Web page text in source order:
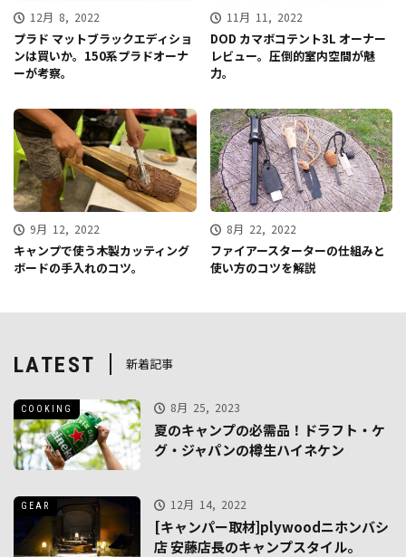
12月 8, 2022
プラド マットブラックエディショ
ンは買いか。150系プラドオーナ
ーが考察。
11月 11, 2022
DOD カマボコテント3L オーナー
レビュー。圧倒的室内空間が魅
力。
9月 12, 2022
キャンプで使う木製カッティング
ボードの手入れのコツ。
8月 22, 2022
ファイアースターターの仕組みと
使い方のコツを解説
LATEST 新着記事
8月 25, 2023
COOKING
夏のキャンプの必需品！ドラフト・ケ
グ・ジャパンの樽生ハイネケン
12月 14, 2022
GEAR
[キャンパー取材]plywoodニホンバシ
店 安藤店長のキャンプスタイル。